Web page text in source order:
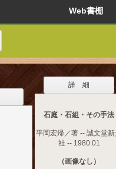
Web書棚
詳 細
石庭・石組・その手法
平岡宏帰／著 -- 誠文堂
社 -- 1980.01
（画像なし）